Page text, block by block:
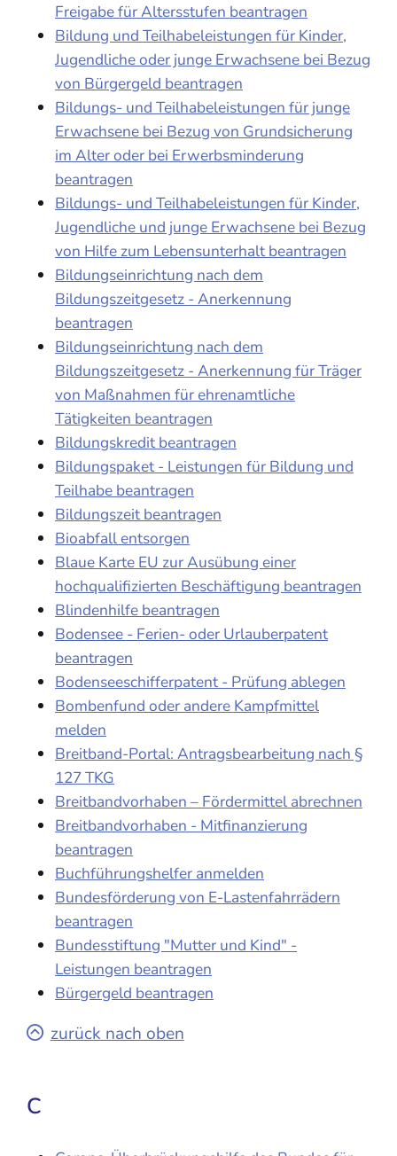
Freigabe für Altersstufen beantragen
Bildung und Teilhabeleistungen für Kinder,
Jugendliche oder junge Erwachsene bei Bezug
von Bürgergeld beantragen
Bildungs- und Teilhabeleistungen für junge
Erwachsene bei Bezug von Grundsicherung
im Alter oder bei Erwerbsminderung
beantragen
Bildungs- und Teilhabeleistungen für Kinder,
Jugendliche und junge Erwachsene bei Bezug
von Hilfe zum Lebensunterhalt beantragen
Bildungseinrichtung nach dem
Bildungszeitgesetz - Anerkennung
beantragen
Bildungseinrichtung nach dem
Bildungszeitgesetz - Anerkennung für Träger
von Maßnahmen für ehrenamtliche
Tätigkeiten beantragen
Bildungskredit beantragen
Bildungspaket - Leistungen für Bildung und
Teilhabe beantragen
Bildungszeit beantragen
Bioabfall entsorgen
Blaue Karte EU zur Ausübung einer
hochqualifizierten Beschäftigung beantragen
Blindenhilfe beantragen
Bodensee - Ferien- oder Urlauberpatent
beantragen
Bodenseeschifferpatent - Prüfung ablegen
Bombenfund oder andere Kampfmittel
melden
Breitband-Portal: Antragsbearbeitung nach §
127 TKG
Breitbandvorhaben – Fördermittel abrechnen
Breitbandvorhaben - Mitfinanzierung
beantragen
Buchführungshelfer anmelden
Bundesförderung von E-Lastenfahrrädern
beantragen
Bundesstiftung "Mutter und Kind" -
Leistungen beantragen
Bürgergeld beantragen
zurück nach oben
C